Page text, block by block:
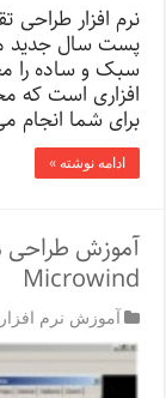
نرم افزار طراحی
پست سال جدید
افزاری است که
برای شما انجام
ادامه نوشته »
آموزش طراحی
Microwind
آموزش نرم